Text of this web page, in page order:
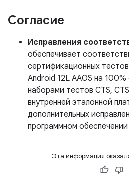
Согласие
Исправления
обеспечивает
сертификационных
Android 12L AAOS на
наборами тестов CTS,
внутренней эталонной
дополнительных
программном обеспечении
Эта информация